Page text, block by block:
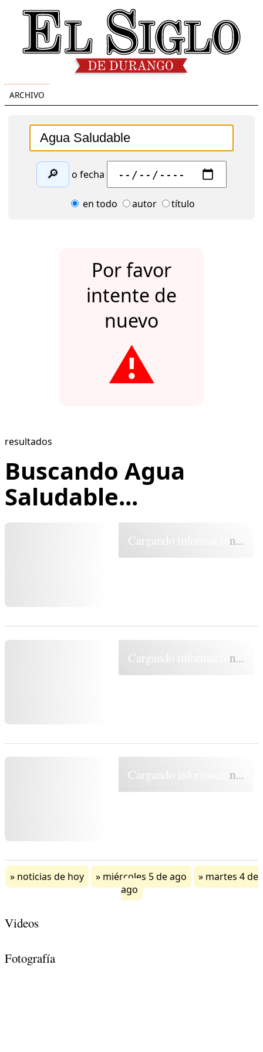
ARCHIVO
🔎 o fecha
en todo autor título
Por favor
intente de
nuevo
⚠️
resultados
Buscando Agua
Saludable...
Cargando información...
Cargando información...
Cargando información...
noticias de hoy miércoles 5 de ago
martes 4 de
ago
Videos
Fotografía